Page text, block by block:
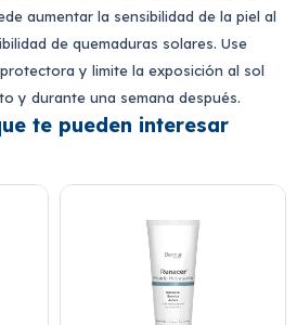
aumentar la sensibilidad de la piel al
de quemaduras solares. Use
y limite la exposición al sol
y durante una semana después.
te pueden interesar